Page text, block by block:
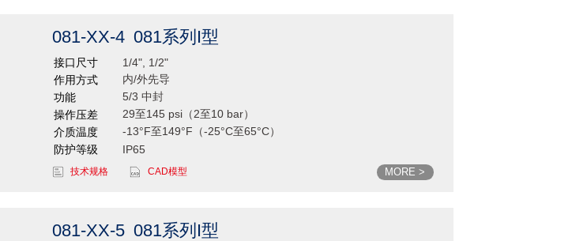
081-XX-4 081系列I型
接口尺寸
1/4", 1/2"
作用方式
内/外先导
功能
5/3 中封
操作压差
29至145 psi（2至10 bar）
介质温度
-13°F至149°F（-25°C至65°C）
防护等级
IP65
技术规格 CAD模型 MORE >
081-XX-5 081系列I型